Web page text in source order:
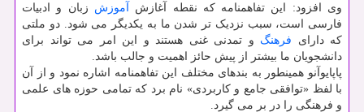
وی افزود: این تفاهمنامه که نقطه آغازش آموزش زبان و ادبیات
فارسی است، سبب نزدیک تر شدن ما به یکدیگر می شود. دو ملتی
که دارای فرهنگ و تمدنی غنی هستند و این امر می تواند برای
دانشجویان ما بیشتر از پیش حائز اهمیت و جالب باشد.
پاپایوآنو همینطور به بندهای مختلف این تفاهمنامه اشاره نمود و از آن
با لفظ «توافقی جامع و کاربردی» نام برد که تمامی حوزه های علمی
و فرهنگی را در بر می گیرد.